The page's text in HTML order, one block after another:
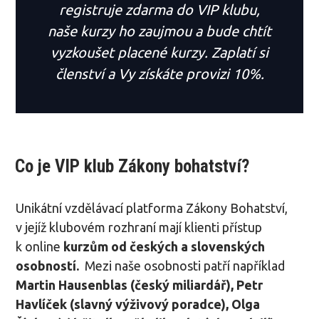
registruje zdarma do VIP klubu,
naše kurzy ho zaujmou a bude chtít
vyzkoušet placené kurzy. Zaplatí si
členství a Vy získáte provizi 10%.
Co je VIP klub Zákony bohatství?
Unikátní vzdělávací platforma Zákony Bohatství,
v jejíž klubovém rozhraní mají klienti přístup
k online kurzům od českých a slovenských
osobností. Mezi naše osobnosti patří například
Martin Hausenblas (český miliardář), Petr
Havlíček (slavný výživový poradce), Olga